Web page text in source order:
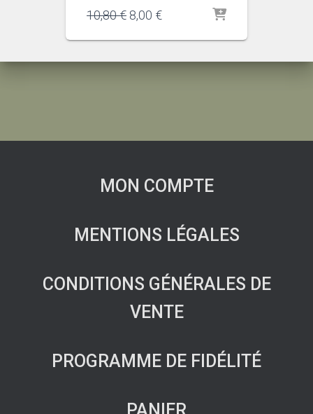
10,80€ Le
initial
était :
8,00 €Le
actuel
est :
MON COMPTE
MENTIONS LÉGALES
CONDITIONS GÉNÉRALES DE
VENTE
PROGRAMME DE FIDÉLITÉ